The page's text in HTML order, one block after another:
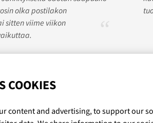
COOKIES
content and advertising, to support our
olka postilakon
sitten viime viikon